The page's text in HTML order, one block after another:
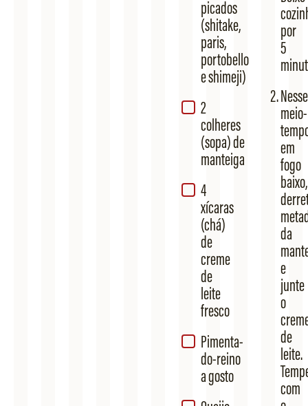
picados
(shitake,
paris,
portobello
e shimeji)
2
colheres
(sopa) de
manteiga
4
xícaras
(chá)
de
creme
de
leite
fresco
Pimenta-
do-reino
a gosto
por
5
Nesse
meio-
em
fogo
baixo,
da
e
junte
o
de
leite.
com